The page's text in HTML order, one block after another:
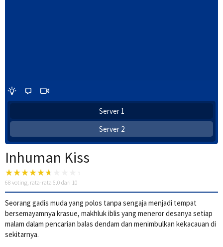
Server 1
Server 2
Inhuman Kiss
68 voting, rata-rata 6.0 dari 10
Seorang gadis muda yang polos tanpa sengaja menjadi tempat
bersemayamnya krasue, makhluk iblis yang meneror desanya setiap
malam dalam pencarian balas dendam dan menimbulkan kekacauan di
sekitarnya.